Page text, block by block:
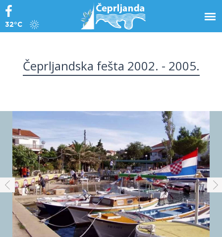
32°C
Čeprljandska fešta 2002. - 2005.